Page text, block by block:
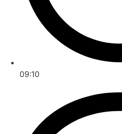
09:10